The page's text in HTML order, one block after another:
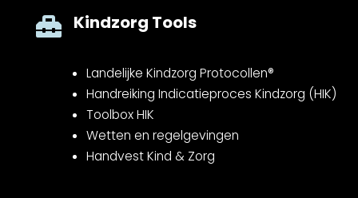
 Kindzorg Tools
Landelijke Kindzorg Protocollen®
Handreiking Indicatieproces Kindzorg (HIK)
Toolbox HIK
Wetten en regelgevingen
Handvest Kind & Zorg